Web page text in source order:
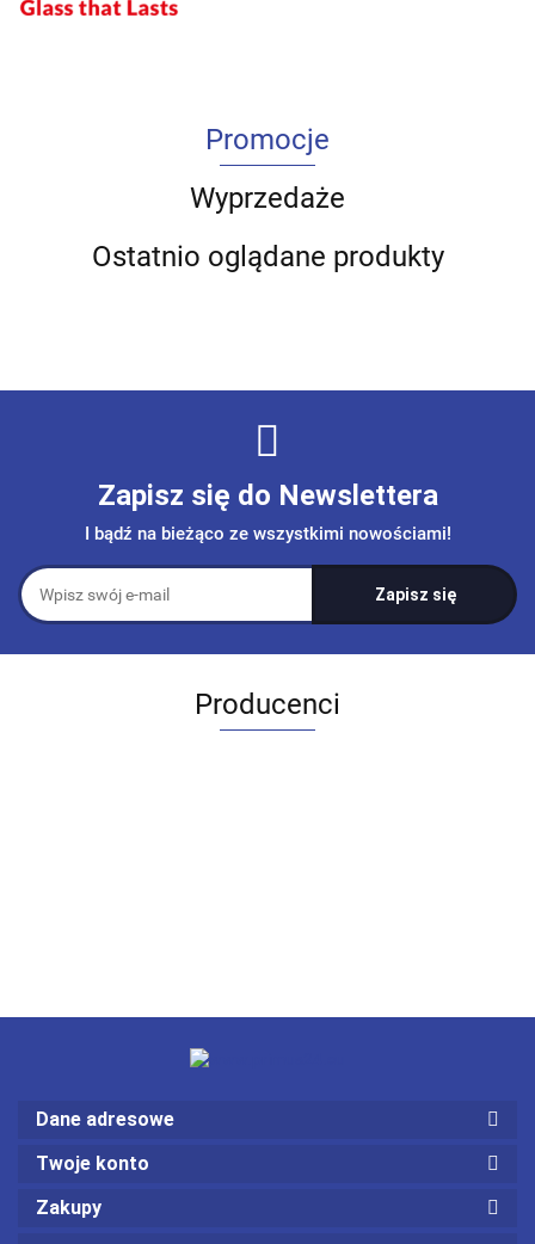
Promocje
Wyprzedaże
Ostatnio oglądane produkty
Zapisz się do Newslettera
I bądź na bieżąco ze wszystkimi nowościami!
Producenci
Dane adresowe
Twoje konto
Zakupy